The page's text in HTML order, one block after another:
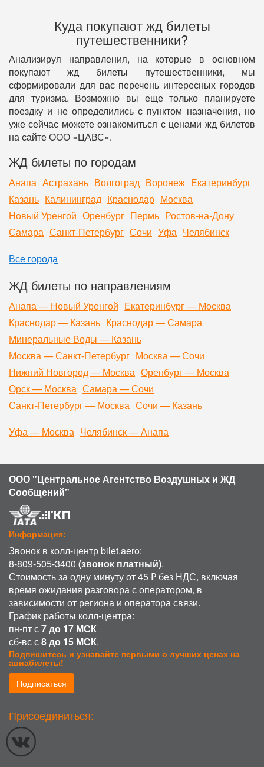
Куда покупают жд билеты
путешественники?
Анализируя направления, на которые в основном
покупают жд билеты путешественники, мы
сформировали для вас перечень интересных городов
для туризма. Возможно вы еще только планируете
поездку и не определились с пунктом назначения, но
уже сейчас можете ознакомиться с ценами жд билетов
на сайте ООО «ЦАВС».
ЖД билеты по городам
Анапа Астрахань Волгоград Воронеж Екатеринбург
Казань Калининград Краснодар Москва
Новый Уренгой Оренбург Пермь Ростов-на-Дону
Самара Санкт-Петербург Сочи Уфа Челябинск
Все города
ЖД билеты по направлениям
Анапа — Новый Уренгой Екатеринбург — Москва
Краснодар — Казань Краснодар — Самара
Минеральные Воды — Казань
Москва — Санкт-Петербург Москва — Сочи
Нижний Новгород — Москва Оренбург — Москва
Орск — Москва Самара — Сочи
Санкт-Петербург — Москва Сочи — Казань
Уфа — Москва Челябинск — Анапа
ООО "Центральное Агентство Воздушных и ЖД
Сообщений"
Информация:
Звонок в колл-центр bilet.aero:
8-809-505-3400 (звонок платный).
Стоимость за одну минуту от 45 ₽ без НДС, включая
время ожидания разговора с оператором, в
зависимости от региона и оператора связи.
График работы колл-центра:
пн-пт с7 до 17 МСК
сб-вс с8 до 15 МСК.
Подпишитесь и узнавайте первыми о лучших ценах на
авиабилеты!
Подписаться
Присоединиться:ИСПОЛЬЗОВАНИЕ COOKIE
Продолжая использовать наш сайт, вы даете согласие на обработку
файлов cookie, пользовательских данных (сведения о местоположении;
тип и версия ОС; тип и версия Браузера; тип устройства и разрешение
его экрана; источник откуда пришел на сайт пользователь; с какого сайта